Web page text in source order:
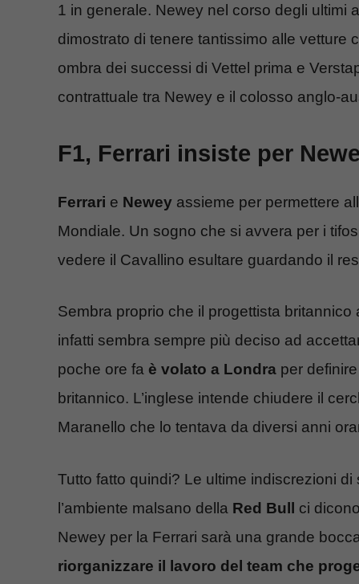
1 in generale. Newey nel corso degli ultimi
dimostrato di tenere tantissimo alle vetture
ombra dei successi di Vettel prima e
contrattuale tra Newey e il colosso anglo-
F1, Ferrari insiste per
Ferrari e Newey assieme per permettere
Mondiale. Un sogno che si avvera per i
vedere il Cavallino esultare guardando il
Sembra proprio che il progettista
infatti sembra sempre più deciso ad
poche ore fa è volato a Londra per
britannico. L’inglese intende chiudere il
Maranello che lo tentava da diversi anni
Tutto fatto quindi? Le ultime indiscrezioni
l’ambiente malsano della Red Bull ci
Newey per la Ferrari sarà una grande
riorganizzare il lavoro del team che